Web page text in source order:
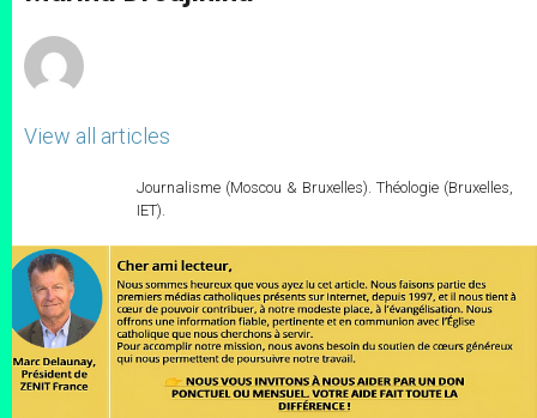
View all articles
Journalisme (Moscou & Bruxelles). Théologie (Bruxelles,
IET).